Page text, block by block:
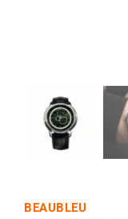
BEAUBLEU